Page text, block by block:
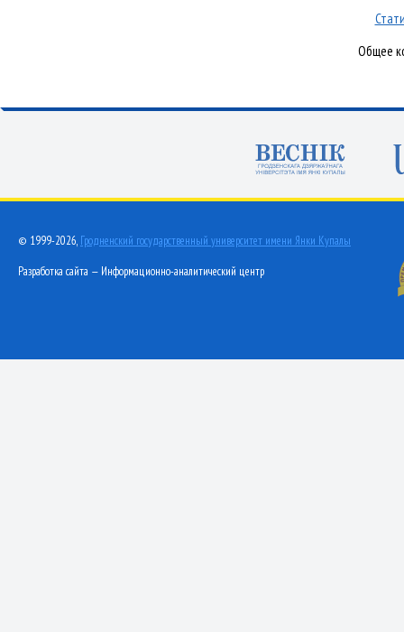
Общее
© 1999-2026, Гродненский государственный университет имени Янки Купалы
Разработка сайта — Информационно-аналитический центр